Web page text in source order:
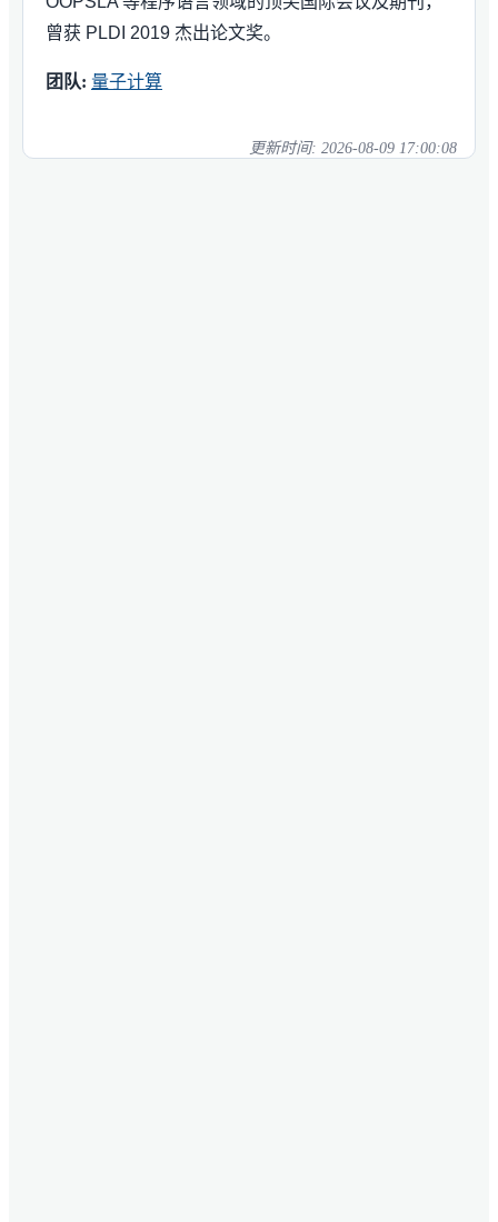
曾获 PLDI 2019 杰出论文奖。
团队: 量子计算
更新时间: 2026-08-09 17:00:08